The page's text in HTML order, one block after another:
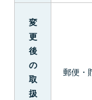
変
更
後
の
取
扱
郵便・